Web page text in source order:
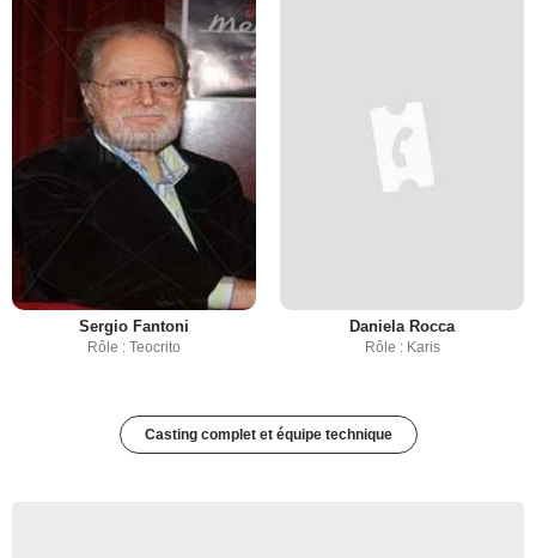
Sergio Fantoni
Rôle : Teocrito
Daniela Rocca
Rôle : Karis
Casting complet et équipe technique